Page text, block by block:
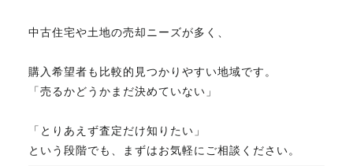
中古住宅や土地の売却ニーズが多く、
購入希望者も比較的見つかりやすい地域です。
「売るかどうかまだ決めていない」
「とりあえず査定だけ知りたい」
という段階でも、まずはお気軽にご相談ください。